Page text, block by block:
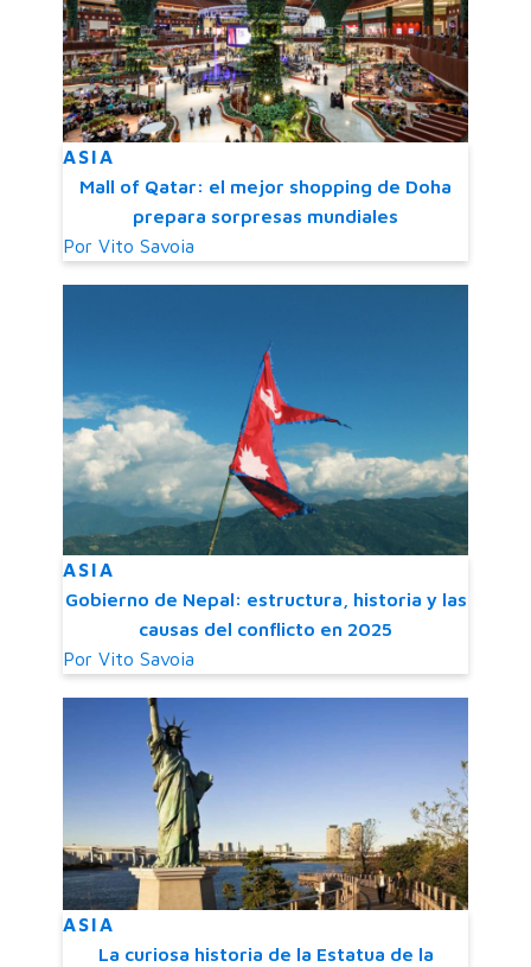
ASIA
Mall of Qatar: el mejor shopping de Doha
prepara sorpresas mundiales
Por Vito Savoia
ASIA
Gobierno de Nepal: estructura, historia y las
causas del conflicto en 2025
Por Vito Savoia
ASIA
La curiosa historia de la Estatua de la